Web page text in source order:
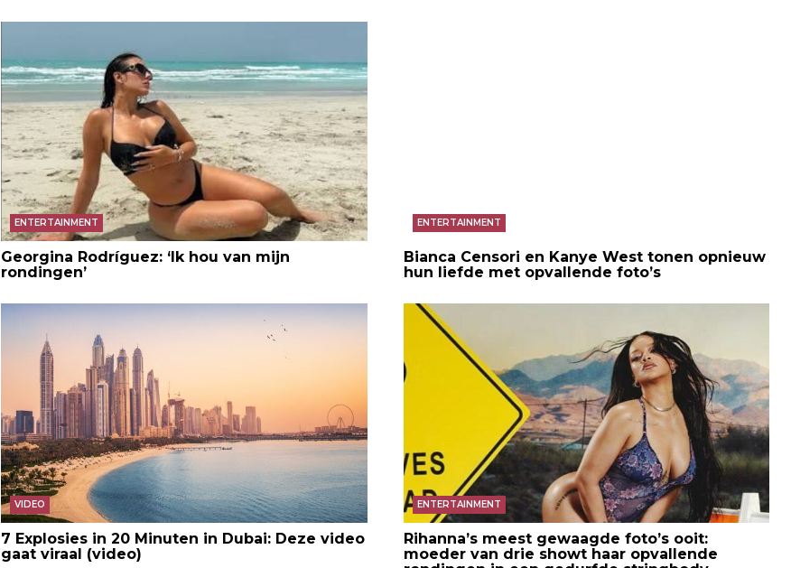
ENTERTAINMENT
Georgina Rodríguez: ‘Ik hou van mijn
rondingen’
ENTERTAINMENT
Bianca Censori en Kanye West tonen opnieuw
hun liefde met opvallende foto’s
VIDEO
7 Explosies in 20 Minuten in Dubai: Deze video
gaat viraal (video)
ENTERTAINMENT
Rihanna’s meest gewaagde foto’s ooit:
moeder van drie showt haar opvallende